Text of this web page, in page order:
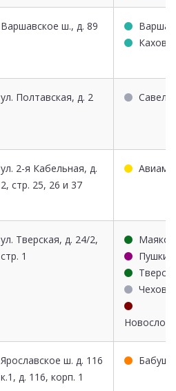
Варшавское ш., д. 89
ул. Полтавская, д. 2
ул. 2-я Кабельная, д.
2, стр. 25, 26 и 37
ул. Тверская, д. 24/2,
стр. 1
Ярославское ш. д. 116
к.1, д. 116, корп. 1